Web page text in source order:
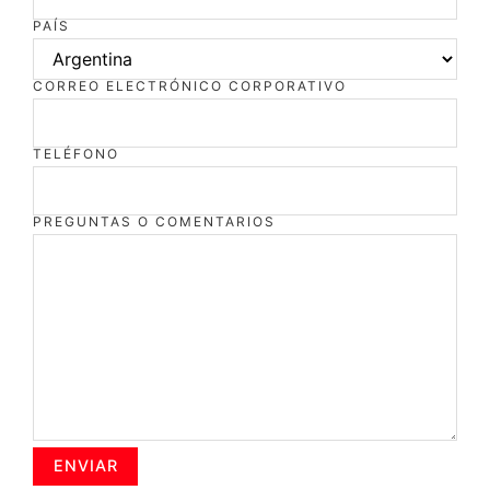
PAÍS
CORREO ELECTRÓNICO CORPORATIVO
TELÉFONO
PREGUNTAS O COMENTARIOS